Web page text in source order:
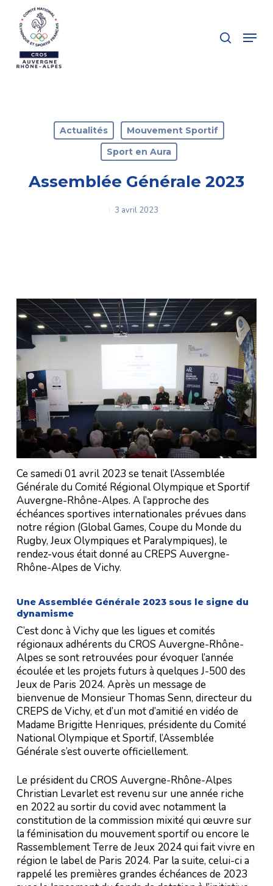
main
content
Menu
Actualités
Mouvement Sportif
Sport en Aura
Assemblée Générale 2023
3 avril 2023
Ce samedi 01 avril 2023 se tenait l’Assemblée
Générale du Comité Régional Olympique et Sportif
Auvergne-Rhône-Alpes. A l’approche des
échéances sportives internationales prévues dans
notre région (Global Games, Coupe du Monde du
Rugby, Jeux Olympiques et Paralympiques), le
rendez-vous était donné au CREPS Auvergne-
Rhône-Alpes de Vichy.
Une Assemblée Générale 2023 sous le signe du
dynamisme
C’est donc à Vichy que les ligues et comités
régionaux adhérents du CROS Auvergne-Rhône-
Alpes se sont retrouvées pour évoquer l’année
écoulée et les projets futurs à quelques J-500 des
Jeux de Paris 2024. Après un message de
bienvenue de Monsieur Thomas Senn, directeur du
CREPS de Vichy, et d’un mot d’amitié en vidéo de
Madame Brigitte Henriques, présidente du Comité
National Olympique et Sportif, l’Assemblée
Générale s’est ouverte officiellement.
Le président du CROS Auvergne-Rhône-Alpes
Christian Levarlet est revenu sur une année riche
en 2022 au sortir du covid avec notamment la
constitution de la commission mixité qui œuvre sur
la féminisation du mouvement sportif ou encore le
Rassemblement Terre de Jeux 2024 qui fait vivre en
région le label de Paris 2024. Par la suite, celui-ci a
rappelé les premières grandes échéances de 2023
Close